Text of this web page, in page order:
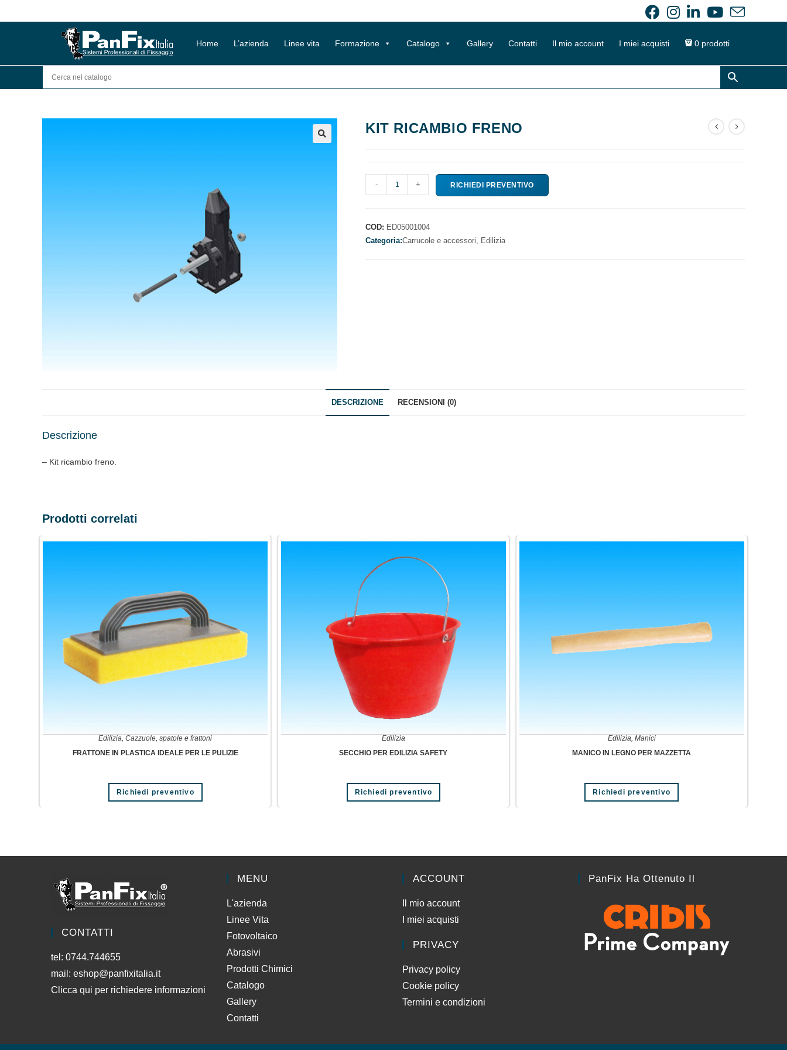
al
Home
L’azienda Linee vita Formazione Catalogo Gallery Contatti Il mio account I miei acquisti 0 prodotti
KIT RICAMBIO FRENO
RICAMBIO
quantità
- + RICHIEDI PREVENTIVO
COD: ED05001004
Categoria:Carrucole e accessori, Edilizia
DESCRIZIONE RECENSIONI (0)
Descrizione
– Kit ricambio freno.
Prodotti correlati
Edilizia,Cazzuole, spatole e frattoni
FRATTONE IN PLASTICA IDEALE PER LE PULIZIE
Richiedi preventivo
Edilizia
SECCHIO PER EDILIZIA SAFETY
Richiedi preventivo
Edilizia, Manici
MANICO IN LEGNO PER MAZZETTA
Richiedi preventivo
CONTATTI
tel: 0744.744655
mail: eshop@panfixitalia.it
Clicca qui per richiedere informazioni
MENU
L'azienda
Linee Vita
Fotovoltaico
Abrasivi
Prodotti Chimici
Catalogo
Gallery
Contatti
ACCOUNT
Il mio account
I miei acquisti
PRIVACY
Privacy policy
Cookie policy
Termini e condizioni
PanFix Ha Ottenuto Il